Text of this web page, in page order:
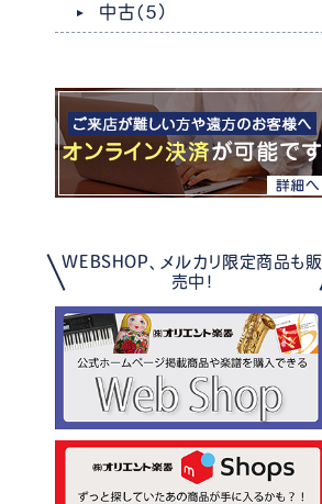
中古（5）
WEBSHOP、メルカリ限定商品も販
売中！